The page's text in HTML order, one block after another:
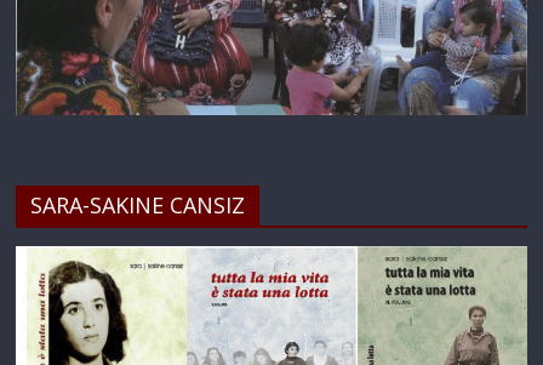
SARA-SAKINE CANSIZ